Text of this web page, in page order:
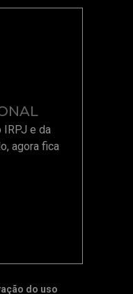
IRPJ e da
agora fica
do uso